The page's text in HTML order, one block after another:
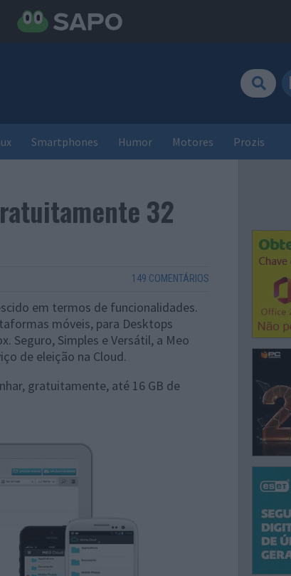
Smartphones Humor Motores Prozis
32
149 COMENTÁRIOS
em termos de funcionalidades.
móveis, para Desktops
Seguro, Simples e Versátil, a Meo
de eleição na Cloud.
gratuitamente, até 16 GB de